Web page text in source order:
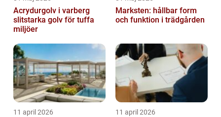
Acrydurgolv i varberg
slitstarka golv för tuffa
miljöer
Marksten: hållbar form
och funktion i trädgården
11 april 2026 11 april 2026